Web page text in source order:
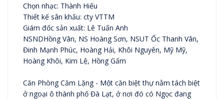
Chọn nhạc: Thành Hiếu
Thiết kế sân khấu: cty VTTM
Giám đốc sản xuất: Lê Tuấn Anh
NSNDHồng Vân, NS Hoàng Sơn, NSUT Ốc Thanh Vân,
Đinh Mạnh Phúc, Hoàng Hải, Khôi Nguyên, Mỹ Mỹ,
Hoàng Khôi, Kim Lệ, Hồng Gấm
Căn Phòng Căm Lặng - Một căn biệt thự nằm tách biệt
ở ngoại ô thành phố Đà Lạt, ở nơi đó có Ngọc đang